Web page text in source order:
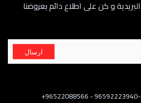
و كن على اطلاع دائم بعروضنا
ارسال
96592223940-